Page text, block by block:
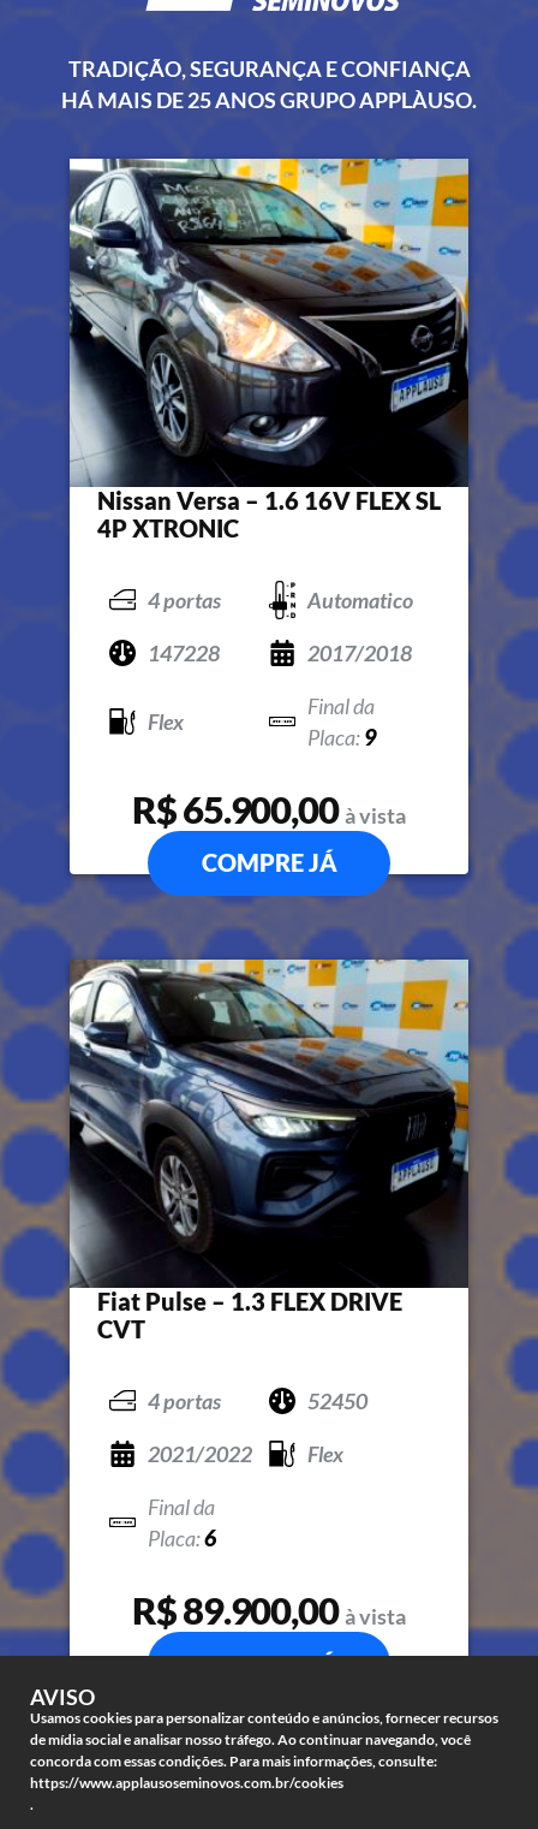
TRADIÇÃO, SEGURANÇA E CONFIANÇA
HÁ MAIS DE 25 ANOS GRUPO APPLÀUSO.
Nissan Versa – 1.6 16V FLEX SL
4P XTRONIC
4 portas
Automatico
147228
2017/2018
Flex
9
R$ 65.900,00à vista
COMPRE JÁ
Fiat Pulse – 1.3 FLEX DRIVE
CVT
4 portas
52450
2021/2022
Flex
6
R$ 89.900,00à vista
COMPRE JÁ
AVISO
Usamos cookies para personalizar conteúdo e anúncios, fornecer recursos
de mídia social e analisar nosso tráfego. Ao continuar navegando, você
concorda com essas condições. Para mais informações, consulte:
https://www.applausoseminovos.com.br/cookies
.